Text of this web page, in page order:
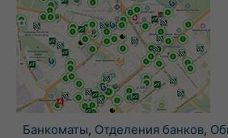
Банкоматы, Отделения банков,